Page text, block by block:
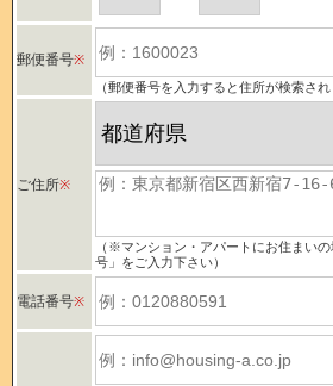
郵便番号※
（郵便番号を入力すると住所が検索され
ご住所※
（※マンション・アパートにお住まい
号」をご入力下さい）
電話番号※